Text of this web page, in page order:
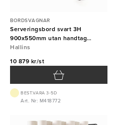
BORDSVAGNAR
Serveringsbord svart 3H
900x550mm utan handtag
Hallins
Hallins
10 879 kr/st
BEST.VARA 3-5D
Art. Nr: M418772